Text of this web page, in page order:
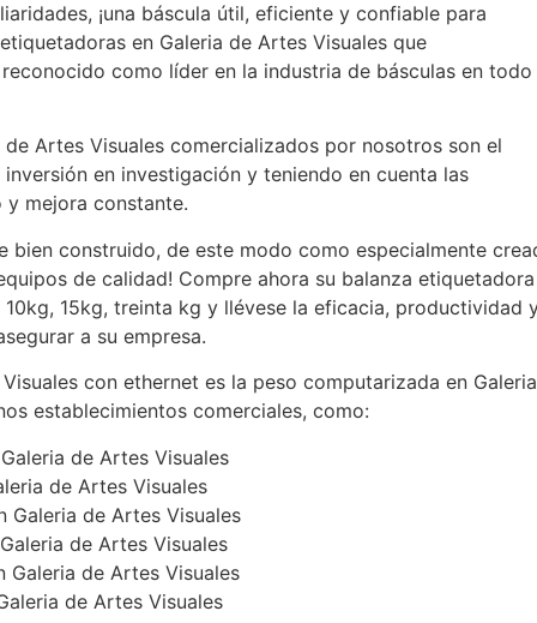
¡una báscula útil, eficiente y confiable para
en Galeria de Artes Visuales que
como líder en la industria de básculas en todo
Artes Visuales comercializados por nosotros son el
en investigación y teniendo en cuenta las
mejora constante.
bien construido, de este modo como especialmente
de calidad! Compre ahora su balanza
15kg, treinta kg y llévese la eficacia, productividad
a su empresa.
con ethernet es la peso computarizada en
establecimientos comerciales, como:
de Artes Visuales
de Artes Visuales
Galeria de Artes Visuales
de Artes Visuales
Galeria de Artes Visuales
de Artes Visuales